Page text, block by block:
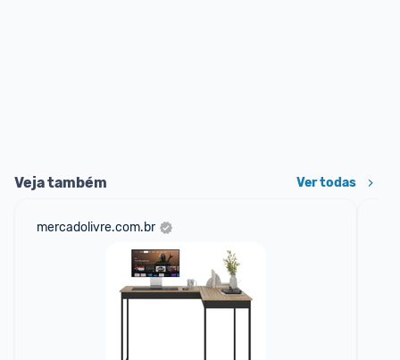
Veja também Ver todas
mercadolivre.com.br